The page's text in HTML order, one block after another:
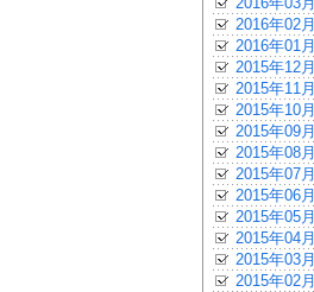
2016年02月
2016年01月
2015年12月
2015年11月
2015年10月
2015年09月
2015年08月
2015年07月
2015年06月
2015年05月
2015年04月
2015年03月
2015年02月